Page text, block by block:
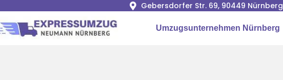
Gebersdorfer Str. 69, 90449 Nürnberg
Umzugsunternehmen Nürnberg